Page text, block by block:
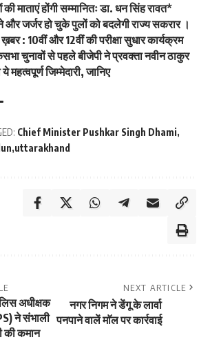
माताएं होंगी सम्मानितः डा. धन सिंह रावत*
और जर्जर हो चुके पुलों को बदलेगी राज्य सकरार ।
: 10वीं और 12वीं की परीक्षा सुधार कार्यक्रम
चुनावों से पहले बीजेपी ने प्रवक्ता नवीन ठाकुर
महत्वपूर्ण जिम्मेदारी, जानिए
Chief Minister Pushkar Singh Dhami
uttarakhand
अधीक्षक
ने संभाली
की कमान
NEXT ARTICLE
नगर निगम ने डेंगू के लार्वा
पनपाने वालें माॅल पर कार्रवाई